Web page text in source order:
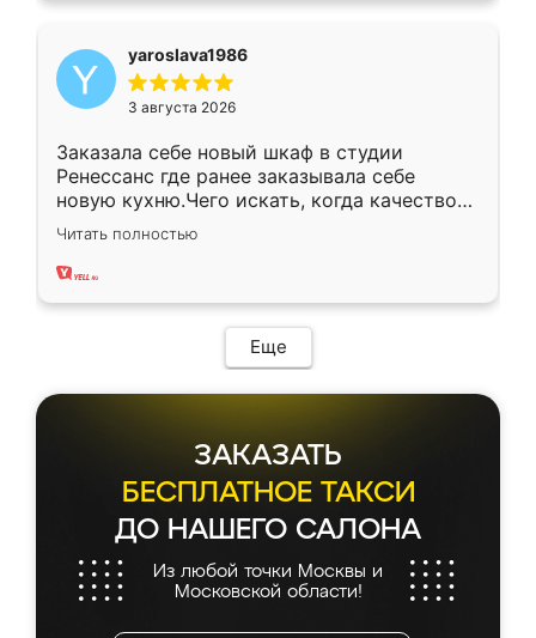
yaroslava1986
3 августа 2026
Заказала себе новый шкаф в студии
Ренессанс где ранее заказывала себе
новую кухню.Чего искать, когда качеством
вполне довольна. Служит кухня уже почти
два года, нареканий нет.
Читать полностью
Еще
ЗАКАЗАТЬ
БЕСПЛАТНОЕ ТАКСИ
ДО НАШЕГО САЛОНА
Из любой точки Москвы и
Московской области!